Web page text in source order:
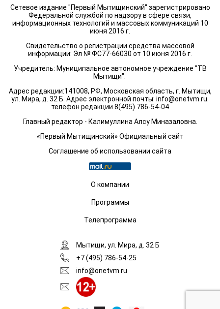
Сетевое издание "Первый Мытищинский" зарегистрировано
Федеральной службой по надзору в сфере связи,
информационных технологий и массовых коммуникаций 10
июня 2016 г.
Свидетельство о регистрации средства массовой
информации: Эл № ФС77-66030 от 10 июня 2016 г.
Учредитель: Муниципальное автономное учреждение "ТВ
Мытищи".
Адрес редакции:141008, РФ, Московская область, г. Мытищи,
ул. Мира, д. 32 Б. Адрес электронной почты: info@onetvm.ru.
телефон редакции 8(495) 786-54-04
Главный редактор - Калимуллина Алсу Миназаловна.
«Первый Мытищинский» Официальный сайт
Соглашение об использовании сайта
О компании
Программы
Телепрограмма
Мытищи, ул. Мира, д. 32 Б
+7 (495) 786-54-25
info@onetvm.ru